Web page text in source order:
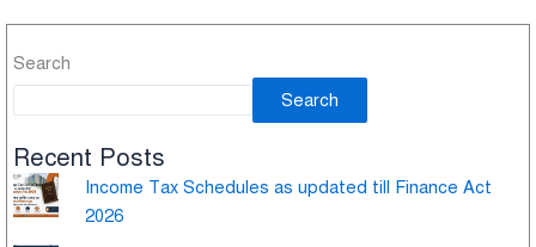
Search
Search
Recent Posts
Income Tax Schedules as updated till Finance Act
2026